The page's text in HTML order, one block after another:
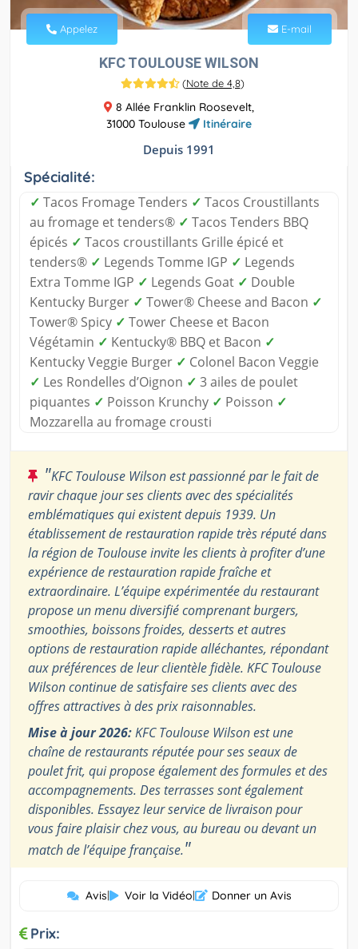
Appelez E-mail
KFC TOULOUSE WILSON
(Note de 4,8)
8 Allée Franklin Roosevelt,
31000 Toulouse
Itinéraire
Depuis 1991
Spécialité:
✓ Tacos Fromage Tenders ✓ Tacos Croustillants
au fromage et tenders® ✓ Tacos Tenders BBQ
épicés ✓ Tacos croustillants Grille épicé et
tenders® ✓ Legends Tomme IGP ✓ Legends
Extra Tomme IGP ✓ Legends Goat ✓ Double
Kentucky Burger ✓ Tower® Cheese and Bacon ✓
Tower® Spicy ✓ Tower Cheese et Bacon
Végétamin ✓ Kentucky® BBQ et Bacon ✓
Kentucky Veggie Burger ✓ Colonel Bacon Veggie
✓ Les Rondelles d’Oignon ✓ 3 ailes de poulet
piquantes ✓ Poisson Krunchy ✓ Poisson ✓
Mozzarella au fromage crousti
"KFC Toulouse Wilson est passionné par le fait de
ravir chaque jour ses clients avec des spécialités
emblématiques qui existent depuis 1939. Un
établissement de restauration rapide très réputé dans
la région de Toulouse invite les clients à profiter d’une
expérience de restauration rapide fraîche et
extraordinaire. L’équipe expérimentée du restaurant
propose un menu diversifié comprenant burgers,
smoothies, boissons froides, desserts et autres
options de restauration rapide alléchantes, répondant
aux préférences de leur clientèle fidèle. KFC Toulouse
Wilson continue de satisfaire ses clients avec des
offres attractives à des prix raisonnables.
Mise à jour 2026:KFC Toulouse Wilson est une
chaîne de restaurants réputée pour ses seaux de
poulet frit, qui propose également des formules et des
accompagnements. Des terrasses sont également
disponibles. Essayez leur service de livraison pour
vous faire plaisir chez vous, au bureau ou devant un
match de l’équipe française."
Avis| Voir la Vidéo| Donner un Avis
Prix: